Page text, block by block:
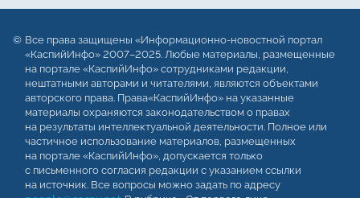
Все права защищены «Информационно-новостной портал
«КаспийИнфо» 2007–2025. Любые материалы, размещенные
на портале «КаспийИнфо» сотрудниками редакции,
нештатными авторами и читателями, являются объектами
авторского права. Права«КаспийИнфо» на указанные
материалы охраняются законодательством о правах
на результаты интеллектуальной деятельности. Полное или
частичное использование материалов, размещенных
на портале «КаспийИнфо», допускается только
с письменного согласия редакции с указанием ссылки
на источник. Все вопросы можно задать по адресу